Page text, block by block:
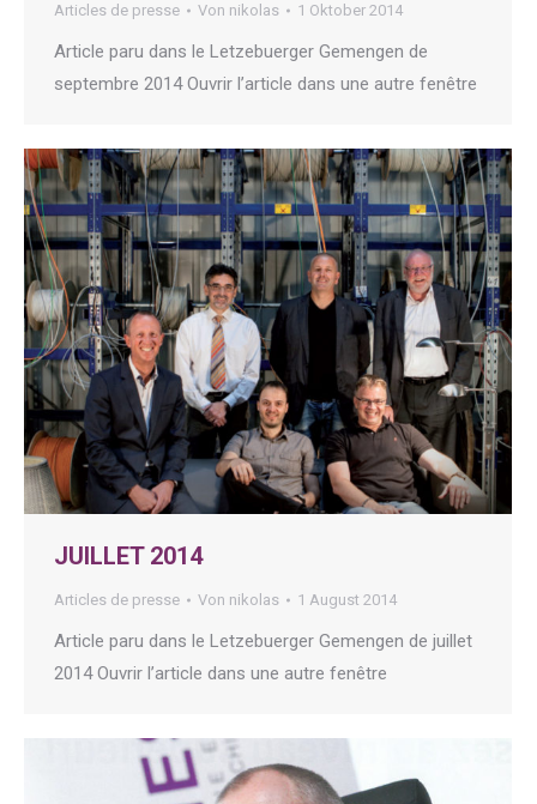
Articles de presse Von nikolas 1 Oktober 2014
Article paru dans le Letzebuerger Gemengen de
septembre 2014 Ouvrir l’article dans une autre fenêtre
JUILLET 2014
Articles de presse Von nikolas 1 August 2014
Article paru dans le Letzebuerger Gemengen de juillet
2014 Ouvrir l’article dans une autre fenêtre